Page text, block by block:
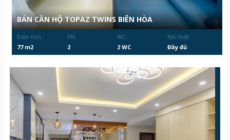
BÁN CĂN HỘ TOPAZ TWINS BIÊN HÒA
Diện tích:
77 m2
PN:
2
WC:
2 WC
Nội thất:
Đầy đủ